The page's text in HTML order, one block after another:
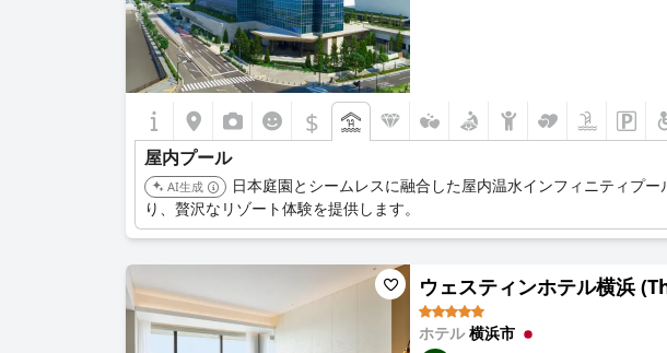
$
屋内プール
AI生成
日本庭園とシームレスに融合した屋内温水インフィニティプ
り、贅沢なリゾート体験を提供します。
ウェスティンホテル横浜
ホテル横浜市